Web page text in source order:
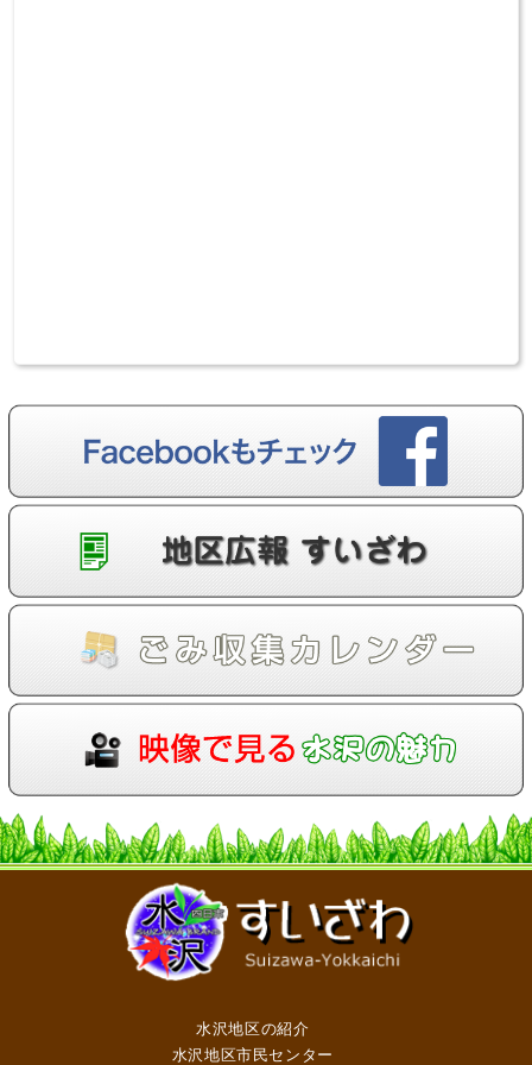
水沢地区の紹介
水沢地区市民センター